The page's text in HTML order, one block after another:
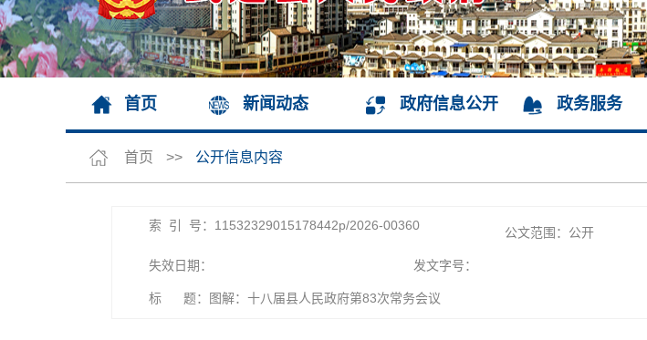
首页 新闻动态 政府信息公开 政务服务
首页 >> 公开信息内容
索 引 号：11532329015178442p/2026-00360 公文范围：公开
失效日期： 发文字号：
标 题：图解：十八届县人民政府第83次常务会议